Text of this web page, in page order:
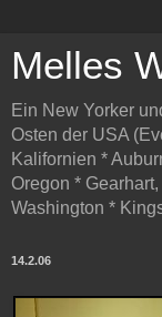
Melles
Ein New Yorker
Osten der USA
Kalifornien *
Oregon *
Washington *
14.2.06